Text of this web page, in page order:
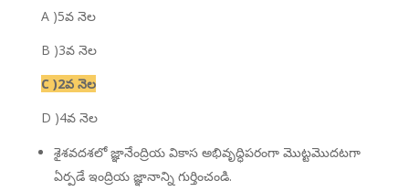
A )5వ నెల
B )3వ నెల
C )2వ నెల
D )4వ నెల
శైశవదశలో జ్ఞానేంద్రియ వికాస అభివృద్ధిపరంగా మొట్టమొదటగా
ఏర్పడే ఇంద్రియ జ్ఞానాన్ని గుర్తించండి.